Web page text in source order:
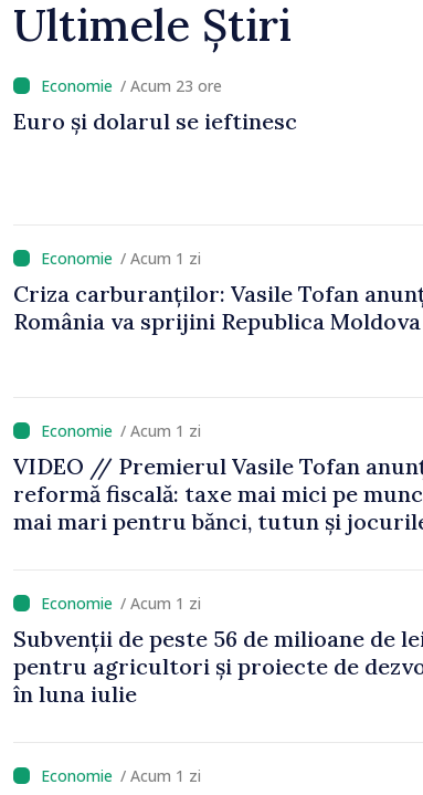
Ultimele Știri
/ Acum 23 ore
Euro și dolarul se ieftinesc
/ Acum 1 zi
Criza carburanților: Vasile Tofan
România va sprijini Republica Moldova
/ Acum 1 zi
VIDEO // Premierul Vasile Tofan
reformă fiscală: taxe mai mici pe
mai mari pentru bănci, tutun și
/ Acum 1 zi
Subvenții de peste 56 de milioane de
pentru agricultori și proiecte de
în luna iulie
/ Acum 1 zi